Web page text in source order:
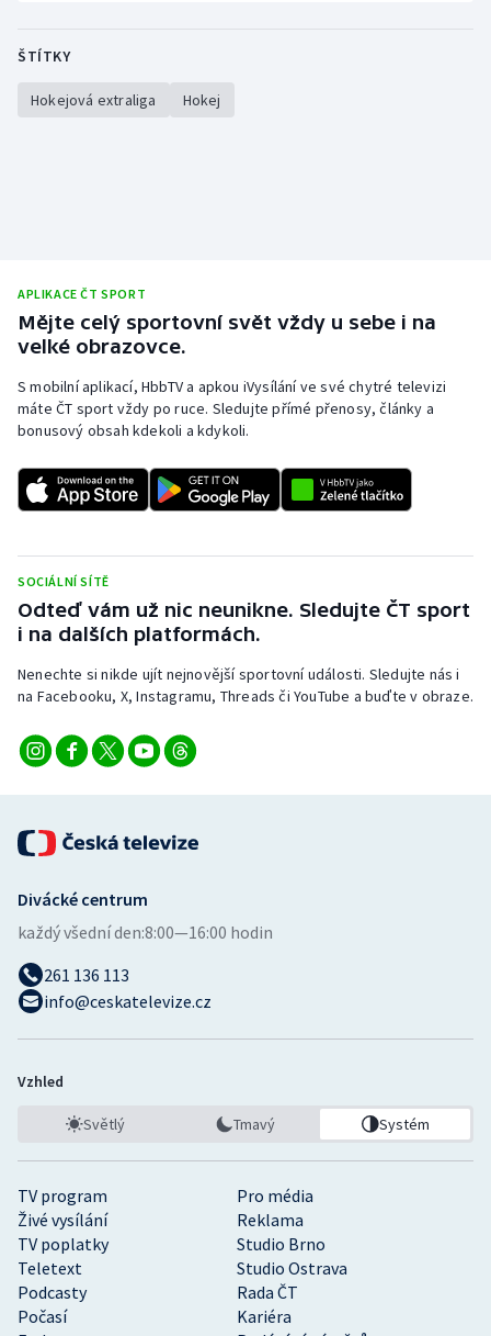
ŠTÍTKY
Hokejová extraliga Hokej
APLIKACE ČT SPORT
Mějte celý sportovní svět vždy u sebe i na
velké obrazovce.
S mobilní aplikací, HbbTV a apkou iVysílání ve své chytré televizi
máte ČT sport vždy po ruce. Sledujte přímé přenosy, články a
bonusový obsah kdekoli a kdykoli.
SOCIÁLNÍ SÍTĚ
Odteď vám už nic neunikne. Sledujte ČT sport
i na dalších platformách.
Nenechte si nikde ujít nejnovější sportovní události. Sledujte nás i
na Facebooku, X, Instagramu, Threads či YouTube a buďte v obraze.
TV program
Pro média
Živé vysílání
Reklama
TV poplatky
Studio Brno
Teletext
Studio Ostrava
Podcasty
Rada ČT
Počasí
Kariéra
Divácké centrum
každý všední den:8:00—16:00 hodin
261 136 113
info@ceskatelevize.cz
Vzhled
Světlý Tmavý Systém